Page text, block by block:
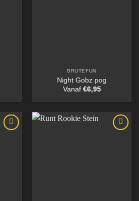
BRUTEFUN
Night Gobz pog
Vanaf €6,95